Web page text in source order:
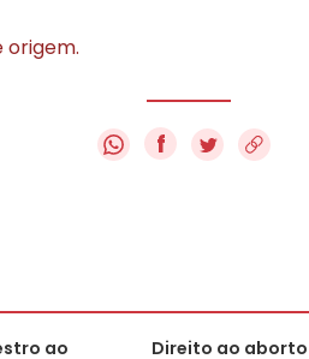
origem.
f
ao
Direito ao